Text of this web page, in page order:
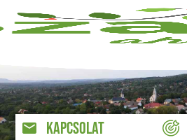
KAPCSOLAT